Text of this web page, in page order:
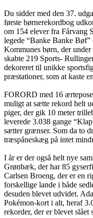
Du sidder med den 37.
første børnerekordbog
om 154 elever fra Fårvang
legede “Banke Banke
Kommunes børn, der
skabte 219 Sports-
dekoreret til unikke
præstationer, som at kaste
FORORD med 16
muligt at sætte rekord helt
piger, der gik 10 meter
leverede 3.038 gange
sætter grænser. Som da to
træspåneskæg på intet
I år er der også helt nye
Grønbæk, der har 85
Carlsen Broeng, der er en
forskellige lande i både
desuden blevet udvidet.
Pokémon-kort i alt, heraf
rekorder, der er blevet